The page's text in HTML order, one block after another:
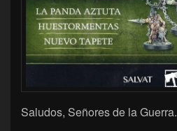
Saludos, Señores de la Guerra.